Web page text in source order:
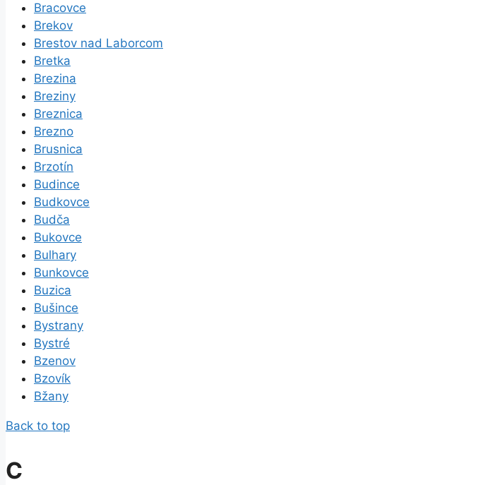
Bracovce
Brekov
Brestov nad Laborcom
Bretka
Brezina
Breziny
Breznica
Brezno
Brusnica
Brzotín
Budince
Budkovce
Budča
Bukovce
Bulhary
Bunkovce
Buzica
Bušince
Bystrany
Bystré
Bzenov
Bzovík
Bžany
Back to top
C